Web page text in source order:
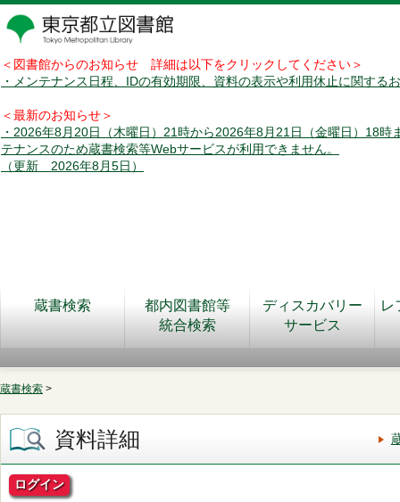
＜図書館からのお知らせ 詳細は以下をクリックしてください＞
・メンテナンス日程、IDの有効期限、資料の表示や利用休止に関する
＜最新のお知らせ＞
・2026年8月20日（木曜日）21時から2026年8月21日（金曜日）18時
テナンスのため蔵書検索等Webサービスが利用できません。
（更新 2026年8月5日）
蔵書検索
都内図書館等
統合検索
ディスカバリー
サービス
レ
蔵書検索 >
資料詳細
ログイン